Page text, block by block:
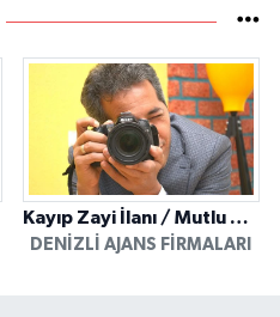
Kayıp Zayi İlanı / Mutlu Ajans / Denizli
DENIZLI AJANS FIRMALARI